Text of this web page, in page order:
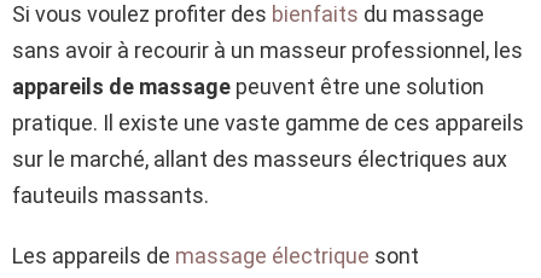
Si vous voulez profiter des bienfaits du massage
sans avoir à recourir à un masseur professionnel, les
appareils de massage peuvent être une solution
pratique. Il existe une vaste gamme de ces appareils
sur le marché, allant des masseurs électriques aux
fauteuils massants.
Les appareils de massage électrique sont